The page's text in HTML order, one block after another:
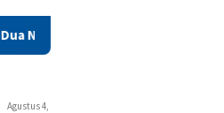
Sesuai Aturan
Agustus 4,